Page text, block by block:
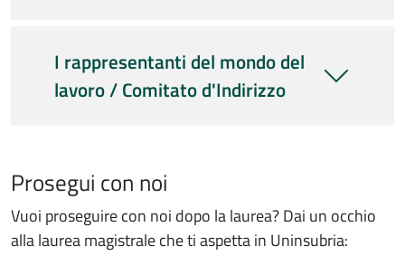
I rappresentanti del mondo del
lavoro / Comitato d'Indirizzo
Prosegui con noi
Vuoi proseguire con noi dopo la laurea? Dai un occhio
alla laurea magistrale che ti aspetta in Uninsubria: